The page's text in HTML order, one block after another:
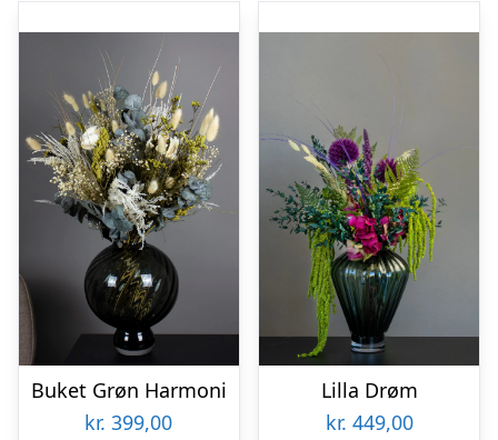
Buket Grøn Harmoni
kr. 399,00
Lilla Drøm
kr. 449,00